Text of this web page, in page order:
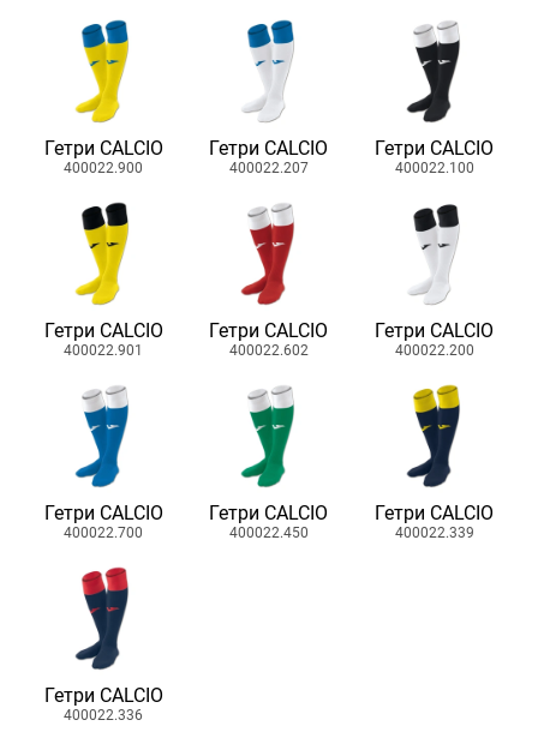
Гетри CALCIO
400022.900
Гетри CALCIO
400022.207
Гетри CALCIO
400022.100
Гетри CALCIO
400022.901
Гетри CALCIO
400022.602
Гетри CALCIO
400022.200
Гетри CALCIO
400022.700
Гетри CALCIO
400022.450
Гетри CALCIO
400022.339
Гетри CALCIO
400022.336